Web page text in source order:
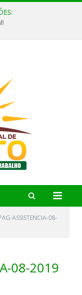
ASSISTENCIA-08-
08-2019